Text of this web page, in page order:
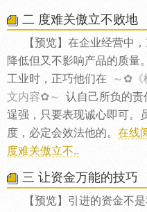
二 度难关傲立不败地
【预览】在企业经营中
降低但又不影响产品的质量
工业时，正巧他们在
～✿《
文内容✿～
认自己所负的
逞强，只要表现诚心即可。
度，必定会效法他的。 在线
度难关傲立不..
三 让资金万能的技巧
【预览】引进的资金不